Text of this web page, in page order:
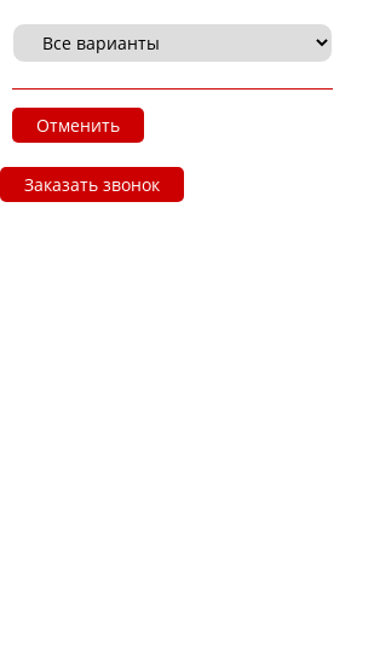
Отменить
Заказать звонок